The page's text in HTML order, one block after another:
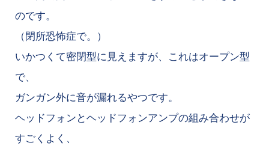
のです。
（閉所恐怖症で。）
いかつくて密閉型に見えますが、これはオープン型
で、
ガンガン外に音が漏れるやつです。
ヘッドフォンとヘッドフォンアンプの組み合わせが
すごくよく、